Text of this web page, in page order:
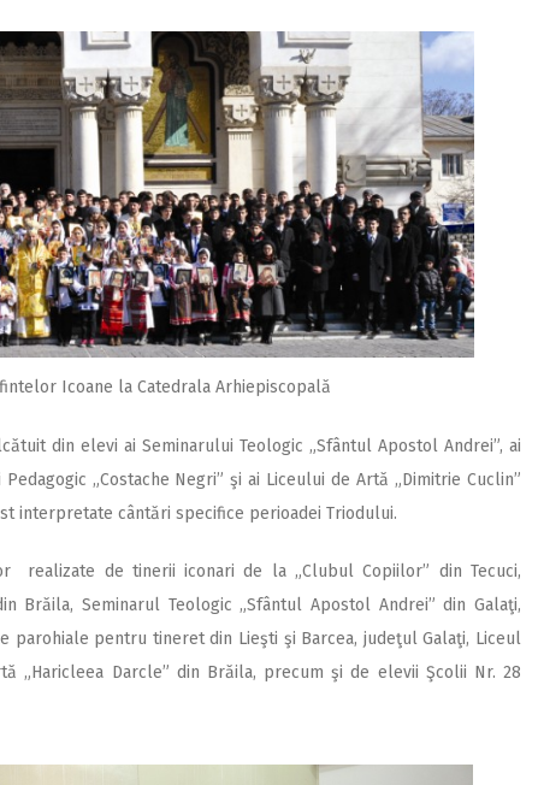
Icoane la Catedrala Arhiepiscopală
din elevi ai Seminarului Teologic „Sfântul Apostol Andrei”, ai
„Costache Negri” şi ai Liceului de Artă „Dimitrie Cuclin”
interpretate cântări specifice perioadei Triodului.
realizate de tinerii iconari de la „Clubul Copiilor” din Tecuci,
Brăila, Seminarul Teologic „Sfântul Apostol Andrei” din Galaţi,
parohiale pentru tineret din Lieşti şi Barcea, judeţul Galaţi, Liceul
„Haricleea Darcle” din Brăila, precum şi de elevii Şcolii Nr. 28